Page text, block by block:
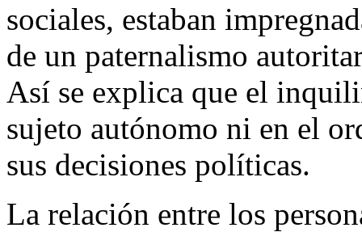
sociales, estaban
de un paternalismo
Así se explica que el
sujeto autónomo ni en el
sus decisiones políticas.
La relación entre los